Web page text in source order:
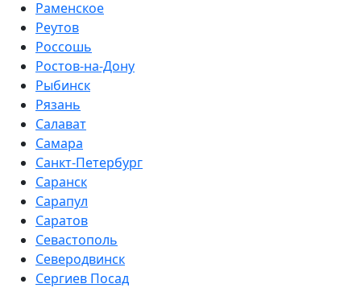
Раменское
Реутов
Россошь
Ростов-на-Дону
Рыбинск
Рязань
Салават
Самара
Санкт-Петербург
Саранск
Сарапул
Саратов
Севастополь
Северодвинск
Сергиев Посад